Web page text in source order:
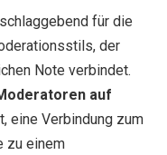
für die
der
Note verbindet.
auf
eine Verbindung zum
zu einem